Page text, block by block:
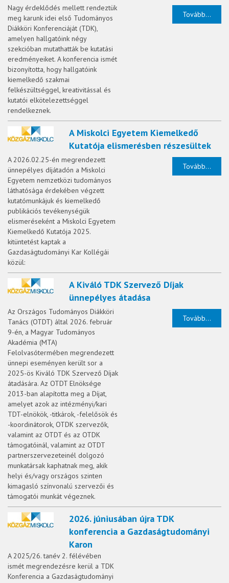
Nagy érdeklődés mellett rendeztük
meg karunk idei első Tudományos
Diákköri Konferenciáját (TDK),
amelyen hallgatóink négy
szekcióban mutathatták be kutatási
eredményeiket. A konferencia ismét
bizonyította, hogy hallgatóink
kiemelkedő szakmai
felkészültséggel, kreativitással és
kutatói elkötelezettséggel
rendelkeznek.
Tovább...
A Miskolci Egyetem Kiemelkedő
Kutatója elismerésben részesültek
A 2026.02.25-én megrendezett
ünnepélyes díjátadón a Miskolci
Egyetem nemzetközi tudományos
láthatósága érdekében végzett
kutatómunkájuk és kiemelkedő
publikációs tevékenységük
elismeréseként a Miskolci Egyetem
Kiemelkedő Kutatója 2025.
kitüntetést kaptak a
Gazdaságtudományi Kar Kollégái
közül:
Tovább...
A Kiváló TDK Szervező Díjak
ünnepélyes átadása
Az Országos Tudományos Diákköri
Tanács (OTDT) által 2026. február
9-én, a Magyar Tudományos
Akadémia (MTA)
Felolvasótermében megrendezett
ünnepi eseményen került sor a
2025-ös Kiváló TDK Szervező Díjak
átadására. Az OTDT Elnöksége
2013-ban alapította meg a Díjat,
amelyet azok az intézményi/kari
TDT-elnökök, -titkárok, -felelősök és
-koordinátorok, OTDK szervezők,
valamint az OTDT és az OTDK
támogatóinál, valamint az OTDT
partnerszervezeteinél dolgozó
munkatársak kaphatnak meg, akik
helyi és/vagy országos szinten
kimagasló színvonalú szervezői és
támogatói munkát végeznek.
Tovább...
2026. júniusában újra TDK
konferencia a Gazdaságtudományi
Karon
A 2025/26. tanév 2. félévében
ismét megrendezésre kerül a TDK
Konferencia a Gazdaságtudományi